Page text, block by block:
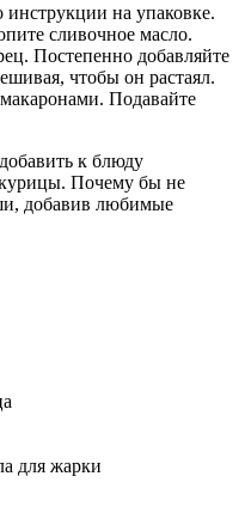
на упаковке.
сливочное масло.
Постепенно добавляйте
чтобы он растаял.
Подавайте
к блюду
Почему бы не
добавив любимые
для жарки